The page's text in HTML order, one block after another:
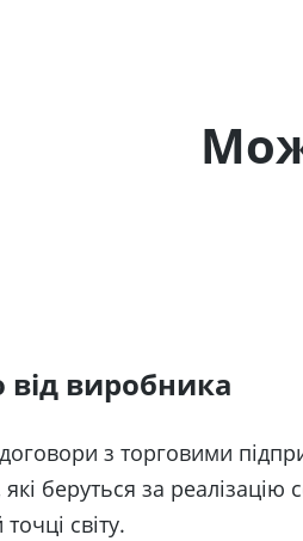
від виробника
з торговими
беруться за реалізацію
світу.